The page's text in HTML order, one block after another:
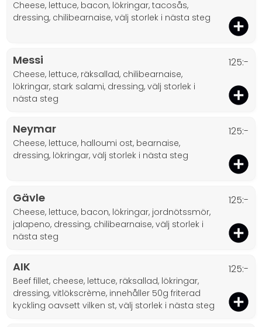
cheese, lettuce, bacon, lökringar, tacosås,
dressing, chilibearnaise, välj storlek i nästa steg
Messi
cheese, lettuce, räksallad, chilibearnaise,
lökringar, stark salami, dressing, välj storlek i
nästa steg
125:-
Neymar
cheese, lettuce, halloumi ost, bearnaise,
dressing, lökringar, välj storlek i nästa steg
125:-
Gävle
cheese, lettuce, bacon, lökringar, jordnötssmör,
jalapeno, dressing, chilibearnaise, välj storlek i
nästa steg
125:-
AIK
beef fillet, cheese, lettuce, räksallad, lökringar,
dressing, vitlökscrème, innehåller 50g friterad
kyckling oavsett vilken st, välj storlek i nästa steg
125:-